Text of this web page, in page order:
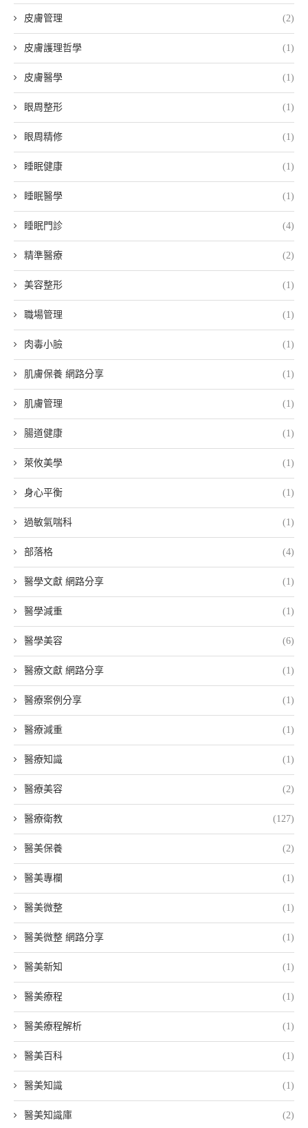
皮膚管理 (2)
皮膚護理哲學 (1)
皮膚醫學 (1)
眼周整形 (1)
眼周精修 (1)
睡眠健康 (1)
睡眠醫學 (1)
睡眠門診 (4)
精準醫療 (2)
美容整形 (1)
職場管理 (1)
肉毒小臉 (1)
肌膚保養 網路分享 (1)
肌膚管理 (1)
腸道健康 (1)
萊攸美學 (1)
身心平衡 (1)
過敏氣喘科 (1)
部落格 (4)
醫學文獻 網路分享 (1)
醫學減重 (1)
醫學美容 (6)
醫療文獻 網路分享 (1)
醫療案例分享 (1)
醫療減重 (1)
醫療知識 (1)
醫療美容 (2)
醫療衛教 (127)
醫美保養 (2)
醫美專欄 (1)
醫美微整 (1)
醫美微整 網路分享 (1)
醫美新知 (1)
醫美療程 (1)
醫美療程解析 (1)
醫美百科 (1)
醫美知識 (1)
醫美知識庫 (2)